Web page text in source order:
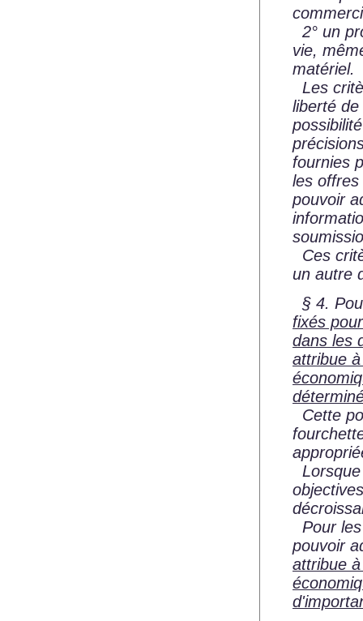
2° un
vie,
matériel.
Les
liberté
fournies
les
pouvoir
Ces
un autre
§ 4.
fixés
dans les
attribue
Cette
Pour
pouvoir
attribue